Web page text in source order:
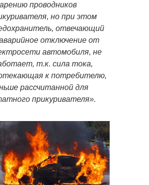
проводников
но при этом
отвечающий
отключение от
автомобиля, не
т.к. сила тока,
к потребителю,
рассчитанной для
прикуривателя».